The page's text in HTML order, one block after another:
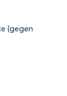
(gegen